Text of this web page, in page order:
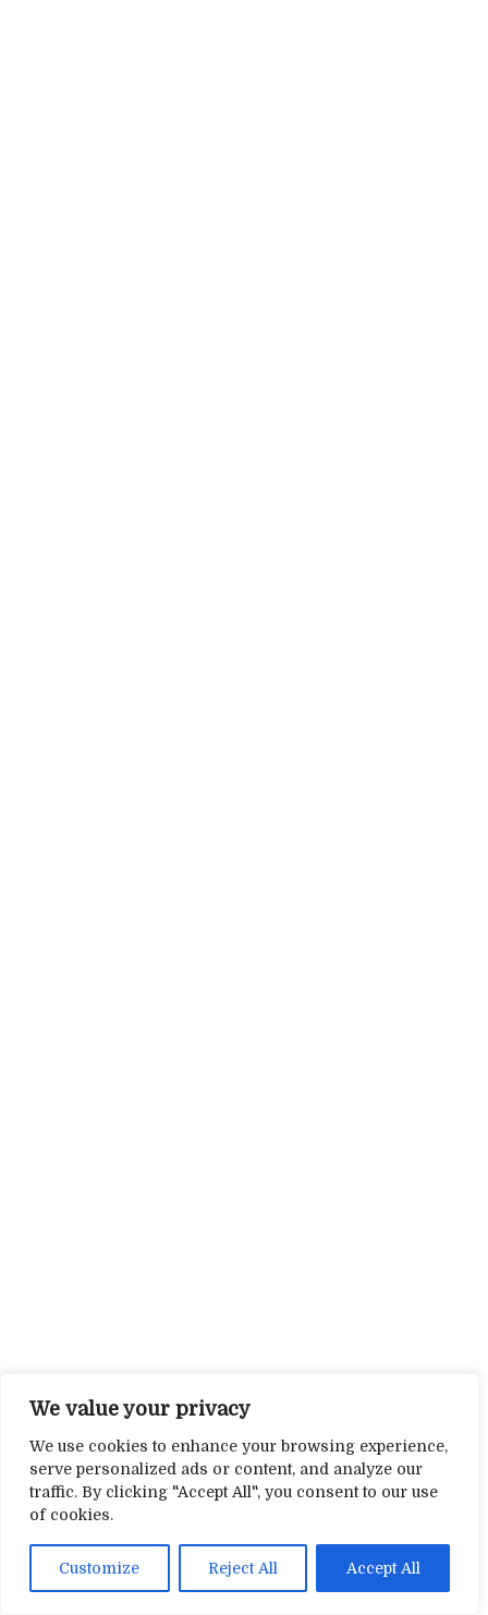
We value your privacy
We use cookies to enhance your browsing experience,
serve personalized ads or content, and analyze our
traffic. By clicking "Accept All", you consent to our use
of cookies.
Customize Reject All Accept All